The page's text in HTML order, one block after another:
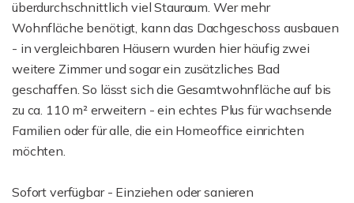
überdurchschnittlich viel Stauraum. Wer mehr
Wohnfläche benötigt, kann das Dachgeschoss ausbauen
- in vergleichbaren Häusern wurden hier häufig zwei
weitere Zimmer und sogar ein zusätzliches Bad
geschaffen. So lässt sich die Gesamtwohnfläche auf bis
zu ca. 110 m² erweitern - ein echtes Plus für wachsende
Familien oder für alle, die ein Homeoffice einrichten
möchten.
Sofort verfügbar - Einziehen oder sanieren